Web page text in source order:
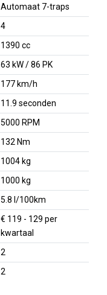
Automaat 7-traps
4
1390 cc
63 kW / 86 PK
177 km/h
11.9 seconden
5000 RPM
132 Nm
1004 kg
1000 kg
5.8 l/100km
€ 119 - 129 per
kwartaal
2
2